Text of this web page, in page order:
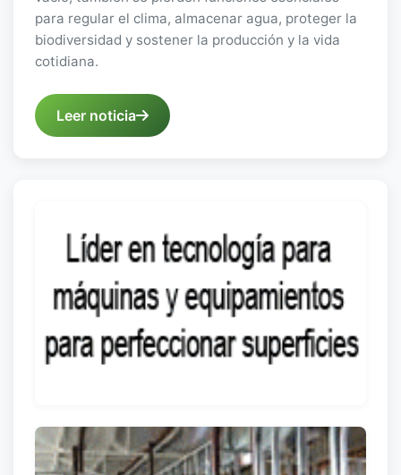
para regular el clima, almacenar agua, proteger la
biodiversidad y sostener la producción y la vida
cotidiana.
Leer noticia